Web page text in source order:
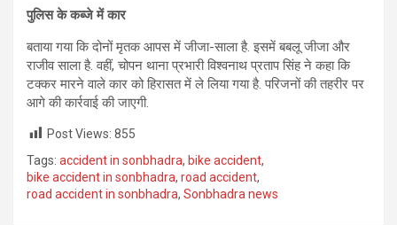
पुलिस के कब्‍जे में कार
बताया गया कि दोनों मृतक आपस में जीजा-साला है. इसमें बबलू जीजा और
राजीव साला है. वहीं, चोपन थाना प्रभारी विश्वनाथ प्रताप सिंह ने कहा कि
टक्कर मारने वाले कार को हिरासत में ले लिया गया है. परिजनों की तहरीर पर
आगे की कार्रवाई की जाएगी.
Post Views: 855
Tags: accident in sonbhadra, bike accident,
bike accident in sonbhadra, road accident,
road accident in sonbhadra, Sonbhadra news